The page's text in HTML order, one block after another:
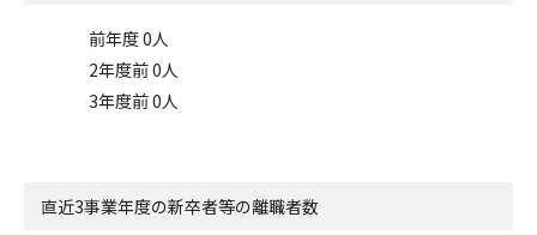
前年度 0人
2年度前 0人
3年度前 0人
直近3事業年度の新卒者等の離職者数